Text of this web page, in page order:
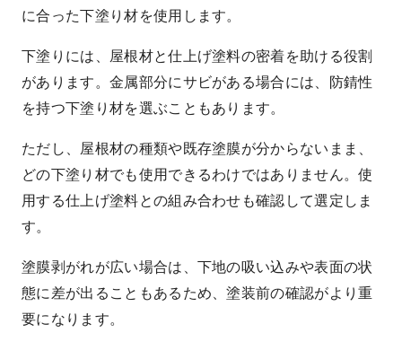
に合った下塗り材を使用します。
下塗りには、屋根材と仕上げ塗料の密着を助ける役割
があります。金属部分にサビがある場合には、防錆性
を持つ下塗り材を選ぶこともあります。
ただし、屋根材の種類や既存塗膜が分からないまま、
どの下塗り材でも使用できるわけではありません。使
用する仕上げ塗料との組み合わせも確認して選定しま
す。
塗膜剥がれが広い場合は、下地の吸い込みや表面の状
態に差が出ることもあるため、塗装前の確認がより重
要になります。